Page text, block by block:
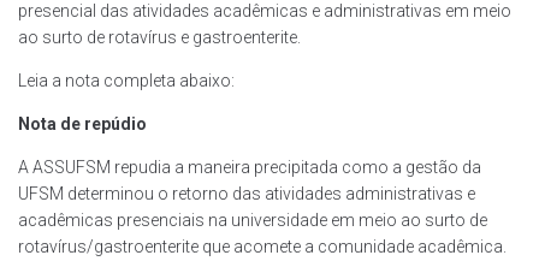
presencial das atividades acadêmicas e administrativas em meio
ao surto de rotavírus e gastroenterite.
Leia a nota completa abaixo:
Nota de repúdio
A ASSUFSM repudia a maneira precipitada como a gestão da
UFSM determinou o retorno das atividades administrativas e
acadêmicas presenciais na universidade em meio ao surto de
rotavírus/gastroenterite que acomete a comunidade acadêmica.